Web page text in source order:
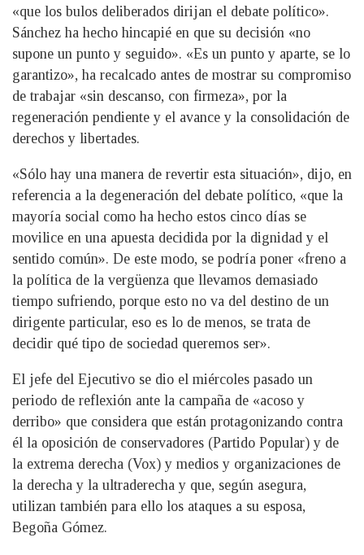
«que los bulos deliberados dirijan el debate político».
Sánchez ha hecho hincapié en que su decisión «no
supone un punto y seguido». «Es un punto y aparte, se lo
garantizo», ha recalcado antes de mostrar su compromiso
de trabajar «sin descanso, con firmeza», por la
regeneración pendiente y el avance y la consolidación de
derechos y libertades.
«Sólo hay una manera de revertir esta situación», dijo, en
referencia a la degeneración del debate político, «que la
mayoría social como ha hecho estos cinco días se
movilice en una apuesta decidida por la dignidad y el
sentido común». De este modo, se podría poner «freno a
la política de la vergüenza que llevamos demasiado
tiempo sufriendo, porque esto no va del destino de un
dirigente particular, eso es lo de menos, se trata de
decidir qué tipo de sociedad queremos ser».
El jefe del Ejecutivo se dio el miércoles pasado un
periodo de reflexión ante la campaña de «acoso y
derribo» que considera que están protagonizando contra
él la oposición de conservadores (Partido Popular) y de
la extrema derecha (Vox) y medios y organizaciones de
la derecha y la ultraderecha y que, según asegura,
utilizan también para ello los ataques a su esposa,
Begoña Gómez.